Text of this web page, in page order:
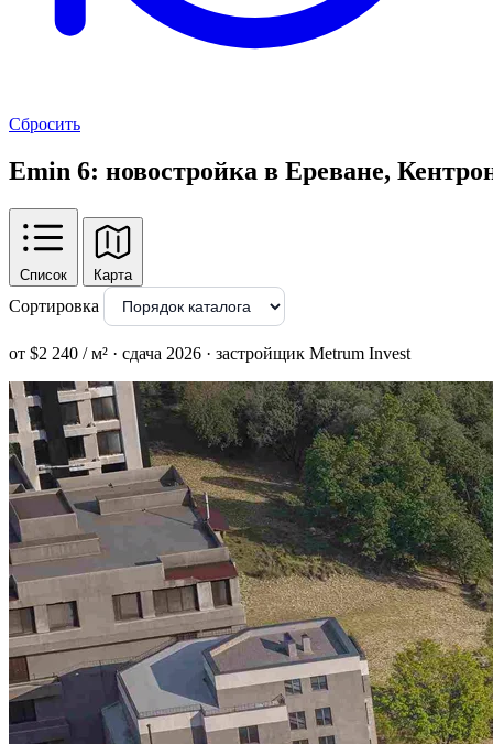
Сбросить
Emin 6: новостройка в Ереване,
Список Карта
Сортировка
от $2 240 / м² · сдача 2026 · застройщик Metrum Invest